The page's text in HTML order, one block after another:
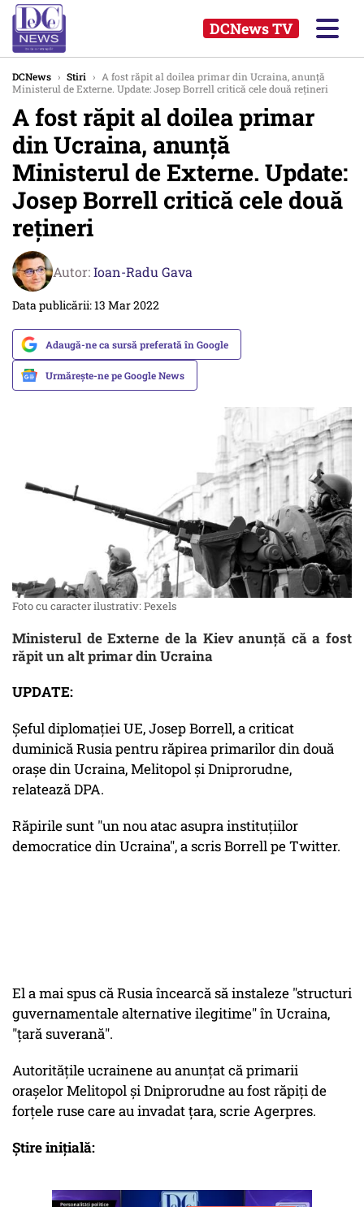
DCNews TV
DCNews › Stiri › A fost răpit al doilea primar din Ucraina, anunță
Ministerul de Externe. Update: Josep Borrell critică cele două rețineri
A fost răpit al doilea primar
din Ucraina, anunță
Ministerul de Externe. Update:
Josep Borrell critică cele două
rețineri
Autor:Ioan-Radu Gava
Data publicării: 13 Mar 2022
Adaugă-ne ca sursă preferată în Google
Urmărește-ne pe Google News
Foto cu caracter ilustrativ: Pexels
Ministerul de Externe de la Kiev anunță că a fost
răpit un alt primar din Ucraina
UPDATE:
Şeful diplomaţiei UE, Josep Borrell, a criticat
duminică Rusia pentru răpirea primarilor din două
oraşe din Ucraina, Melitopol şi Dniprorudne,
relatează DPA.
Răpirile sunt "un nou atac asupra instituţiilor
democratice din Ucraina", a scris Borrell pe Twitter.
El a mai spus că Rusia încearcă să instaleze "structuri
guvernamentale alternative ilegitime" în Ucraina,
"ţară suverană".
Autorităţile ucrainene au anunţat că primarii
oraşelor Melitopol şi Dniprorudne au fost răpiţi de
forţele ruse care au invadat ţara, scrie Agerpres.
Știre inițială: